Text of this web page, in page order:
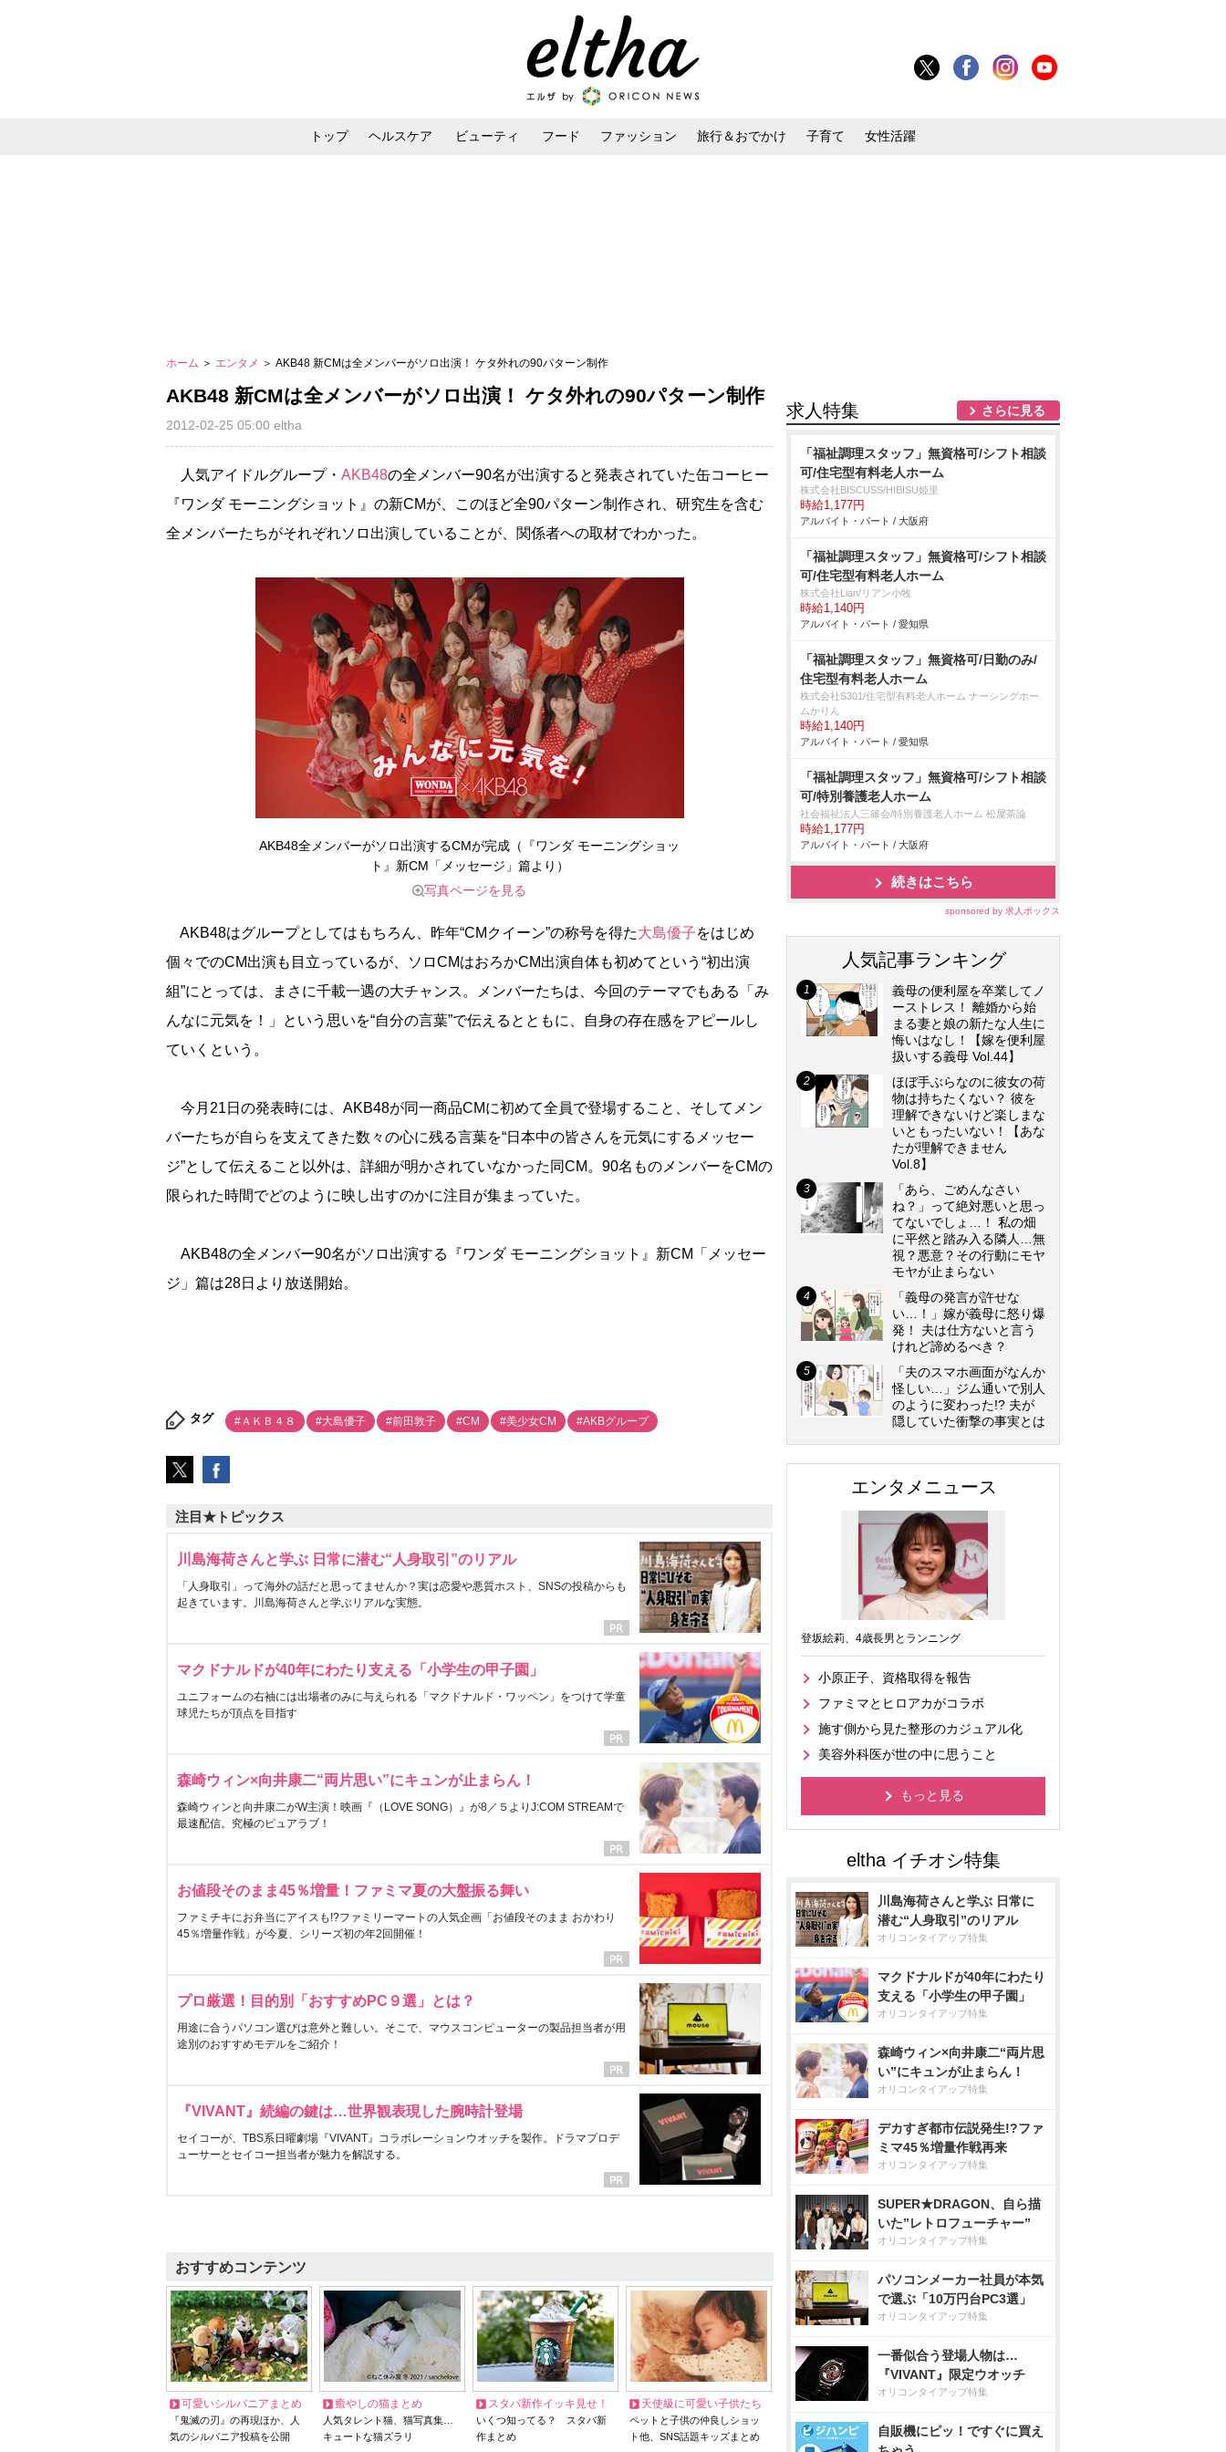
トップ ヘルスケア ビューティ フード ファッション 旅行＆おでかけ 子育て 女性活躍
ホーム ＞ エンタメ ＞ AKB48 新CMは全メンバーがソロ出演！ ケタ外れの90パターン制作
AKB48 新CMは全メンバーがソロ出演！ ケタ外れの90パターン制作
2012-02-25 05:00 eltha
人気アイドルグループ・ AKB48の全メンバー90名が出演すると発表されていた缶コーヒー
『ワンダ モーニングショット』の新CMが、このほど全90パターン制作され、研究生を含む
全メンバーたちがそれぞれソロ出演していることが、関係者への取材でわかった。
AKB48全メンバーがソロ出演するCMが完成（『ワンダ モーニングショッ
ト』新CM「メッセージ」篇より）
写真ページを見る
AKB48はグループとしてはもちろん、昨年“CMクイーン”の称号を得た大島優子をはじめ
個々でのCM出演も目立っているが、ソロCMはおろかCM出演自体も初めてという“初出演
組”にとっては、まさに千載一遇の大チャンス。メンバーたちは、今回のテーマでもある「み
んなに元気を！」という思いを“自分の言葉”で伝えるとともに、自身の存在感をアピールし
ていくという。
今月21日の発表時には、AKB48が同一商品CMに初めて全員で登場すること、そしてメン
バーたちが自らを支えてきた数々の心に残る言葉を“日本中の皆さんを元気にするメッセー
ジ”として伝えること以外は、詳細が明かされていなかった同CM。90名ものメンバーをCMの
限られた時間でどのように映し出すのかに注目が集まっていた。
AKB48の全メンバー90名がソロ出演する『ワンダ モーニングショット』新CM「メッセー
ジ」篇は28日より放送開始。
タグ #ＡＫＢ４８ #大島優子 #前田敦子 #CM #美少女CM #AKBグループ
注目★トピックス
川島海荷さんと学ぶ 日常に潜む“人身取引”のリアル
「人身取引」って海外の話だと思ってませんか？実は恋愛や悪質ホスト、SNSの投稿からも
起きています。川島海荷さんと学ぶリアルな実態。
マクドナルドが40年にわたり支える「小学生の甲子園」
ユニフォームの右袖には出場者のみに与えられる「マクドナルド・ワッペン」をつけて学童
球児たちが頂点を目指す
森崎ウィン×向井康二“両片思い”にキュンが止まらん！
森崎ウィンと向井康二がW主演！映画『（LOVE SONG）』が8／５よりJ:COM STREAMで
最速配信。究極のピュアラブ！
お値段そのまま45％増量！ファミマ夏の大盤振る舞い
ファミチキにお弁当にアイスも!?ファミリーマートの人気企画「お値段そのまま おかわり
45％増量作戦」が今夏、シリーズ初の年2回開催！
プロ厳選！目的別「おすすめPC９選」とは？
用途に合うパソコン選びは意外と難しい。そこで、マウスコンピューターの製品担当者が用
途別のおすすめモデルをご紹介！
『VIVANT』続編の鍵は…世界観表現した腕時計登場
セイコーが、TBS系日曜劇場『VIVANT』コラボレーションウオッチを製作。ドラマプロデ
ューサーとセイコー担当者が魅力を解説する。
おすすめコンテンツ
可愛いシルバニアまとめ
『鬼滅の刃』の再現ほか、人
気のシルバニア投稿を公開
癒やしの猫まとめ
人気タレント猫、猫写真集…
キュートな猫ズラリ
スタバ新作イッキ見せ！
いくつ知ってる？ スタバ新
作まとめ
天使級に可愛い子供たち
ペットと子供の仲良しショッ
ト他、SNS話題キッズまとめ
求人特集 さらに見る
「福祉調理スタッフ」無資格可/シフト相談
可/住宅型有料老人ホーム
株式会社BISCUSS/HIBISU姫里
時給1,177円
アルバイト・パート / 大阪府
「福祉調理スタッフ」無資格可/シフト相談
可/住宅型有料老人ホーム
株式会社Lian/リアン小牧
時給1,140円
アルバイト・パート / 愛知県
「福祉調理スタッフ」無資格可/日勤のみ/
住宅型有料老人ホーム
株式会社S301/住宅型有料老人ホーム ナーシングホー
ムかりん
時給1,140円
アルバイト・パート / 愛知県
「福祉調理スタッフ」無資格可/シフト相談
可/特別養護老人ホーム
社会福祉法人三篠会/特別養護老人ホーム 松屋茶論
時給1,177円
アルバイト・パート / 大阪府
続きはこちら
sponsored by 求人ボックス
人気記事ランキング
義母の便利屋を卒業してノ
ーストレス！ 離婚から始
まる妻と娘の新たな人生に
悔いはなし！【嫁を便利屋
扱いする義母 Vol.44】
ほぼ手ぶらなのに彼女の荷
物は持ちたくない？ 彼を
理解できないけど楽しまな
いともったいない！【あな
たが理解できません
Vol.8】
「あら、ごめんなさい
ね？」って絶対悪いと思っ
てないでしょ…！ 私の畑
に平然と踏み入る隣人…無
視？悪意？その行動にモヤ
モヤが止まらない
「義母の発言が許せな
い…！」嫁が義母に怒り爆
発！ 夫は仕方ないと言う
けれど諦めるべき？
「夫のスマホ画面がなんか
怪しい…」ジム通いで別人
のように変わった!? 夫が
隠していた衝撃の事実とは
エンタメニュース
登坂絵莉、4歳長男とランニング
小原正子、資格取得を報告
ファミマとヒロアカがコラボ
施す側から見た整形のカジュアル化
美容外科医が世の中に思うこと
もっと見る
川島海荷さんと学ぶ 日常に
潜む“人身取引”のリアル
オリコンタイアップ特集
マクドナルドが40年にわたり
支える「小学生の甲子園」
オリコンタイアップ特集
森崎ウィン×向井康二“両片思
い”にキュンが止まらん！
オリコンタイアップ特集
デカすぎ都市伝説発生!?ファ
ミマ45％増量作戦再来
オリコンタイアップ特集
SUPER★DRAGON、自ら描
いた”レトロフューチャー”
オリコンタイアップ特集
パソコンメーカー社員が本気
で選ぶ「10万円台PC3選」
オリコンタイアップ特集
一番似合う登場人物は…
『VIVANT』限定ウオッチ
オリコンタイアップ特集
自販機にピッ！ですぐに買え